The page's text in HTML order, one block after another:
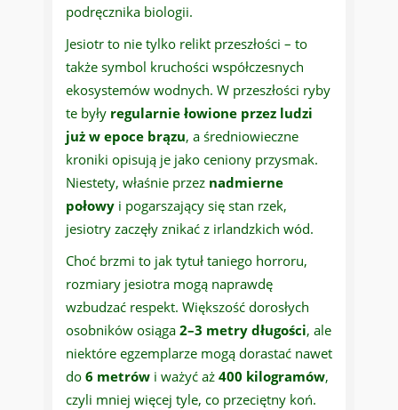
podręcznika biologii.
Jesiotr to nie tylko relikt przeszłości – to
także symbol kruchości współczesnych
ekosystemów wodnych. W przeszłości ryby
te były regularnie łowione przez ludzi
już w epoce brązu, a średniowieczne
kroniki opisują je jako ceniony przysmak.
Niestety, właśnie przez nadmierne
połowy i pogarszający się stan rzek,
jesiotry zaczęły znikać z irlandzkich wód.
Choć brzmi to jak tytuł taniego horroru,
rozmiary jesiotra mogą naprawdę
wzbudzać respekt. Większość dorosłych
osobników osiąga 2–3 metry długości, ale
niektóre egzemplarze mogą dorastać nawet
do 6 metrów i ważyć aż 400 kilogramów,
czyli mniej więcej tyle, co przeciętny koń.